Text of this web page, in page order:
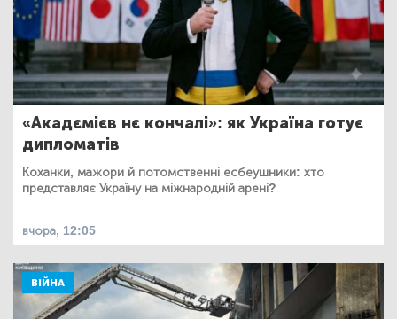
«Акадємієв нє кончалі»: як Україна готує
дипломатів
Коханки, мажори й потомственні есбеушники: хто
представляє Україну на міжнародній арені?
вчора, 12:05
ВІЙНА